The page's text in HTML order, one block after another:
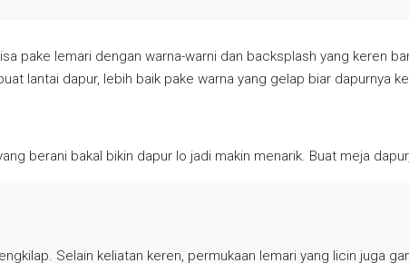
pake lemari dengan warna-warni dan backsplash yang keren
lantai dapur, lebih baik pake warna yang gelap biar dapurnya
berani bakal bikin dapur lo jadi makin menarik. Buat meja
Selain keliatan keren, permukaan lemari yang licin juga